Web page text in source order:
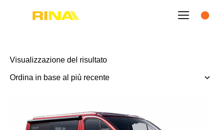
Visualizzazione del risultato